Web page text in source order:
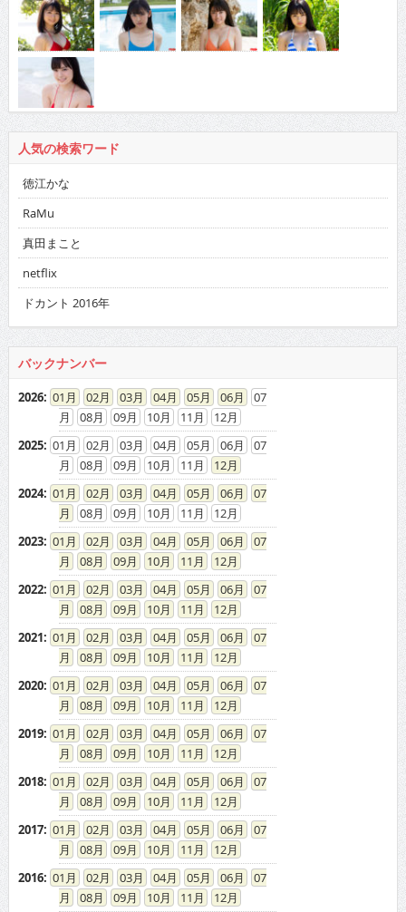
人気の検索ワード
徳江かな
RaMu
真田まこと
netflix
ドカント 2016年
バックナンバー
2026: 01 02 03 04 05 06
07
08
09 10 11
12
2025: 01 02 03 04 05 06
07
08
09 10 11
12
2024: 01 02 03 04 05 06
07
08
09 10 11
12
2023: 01 02 03 04 05 06
07
08
09 10 11
12
2022: 01 02 03 04 05 06
07
08
09 10 11
12
2021: 01 02 03 04 05 06
07
08
09 10 11
12
2020: 01 02 03 04 05 06
07
08
09 10 11
12
2019: 01 02 03 04 05 06
07
08
09 10 11
12
2018: 01 02 03 04 05 06
07
08
09 10 11
12
2017: 01 02 03 04 05 06
07
08
09 10 11
12
2016: 01 02 03 04 05 06
07
08
09 10 11
12